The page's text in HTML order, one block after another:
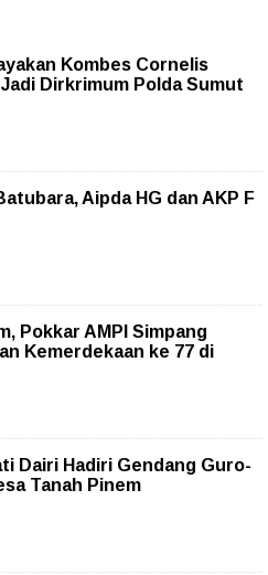
Kombes Cornelis
Dirkrimum Polda Sumut
Aipda HG dan AKP F
Pokkar AMPI Simpang
Kemerdekaan ke 77 di
Dairi Hadiri Gendang Guro-
Tanah Pinem